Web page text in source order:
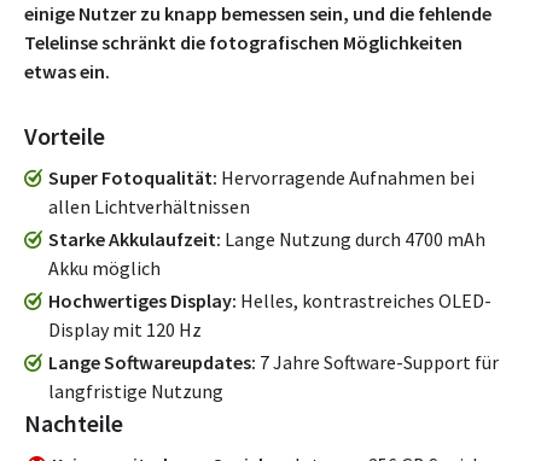
einige Nutzer zu knapp bemessen sein, und die fehlende
Telelinse schränkt die fotografischen Möglichkeiten
etwas ein.
Vorteile
Super Fotoqualität Hervorragende Aufnahmen bei
allen Lichtverhältnissen
Starke Akkulaufzeit Lange Nutzung durch 4700 mAh
Akku möglich
Hochwertiges Display Helles, kontrastreiches OLED-
Display mit 120 Hz
Lange Softwareupdates 7 Jahre Software-Support für
langfristige Nutzung
Nachteile